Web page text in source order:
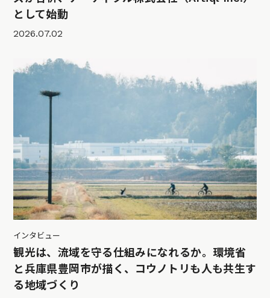
として始動
2026.07.02
インタビュー
観光は、流域を守る仕組みになれるか。環境省
と兵庫県豊岡市が描く、コウノトリも人も共生す
る地域づくり